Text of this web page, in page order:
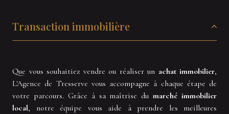
Transaction immobilière
Que vous souhaitiez vendre ou réaliser un achat immobilier,
L'Agence de Tresserve vous accompagne à chaque étape de
votre parcours. Grâce à sa maîtrise dumarché immobilier
local, notre équipe vous aide à prendre les meilleures